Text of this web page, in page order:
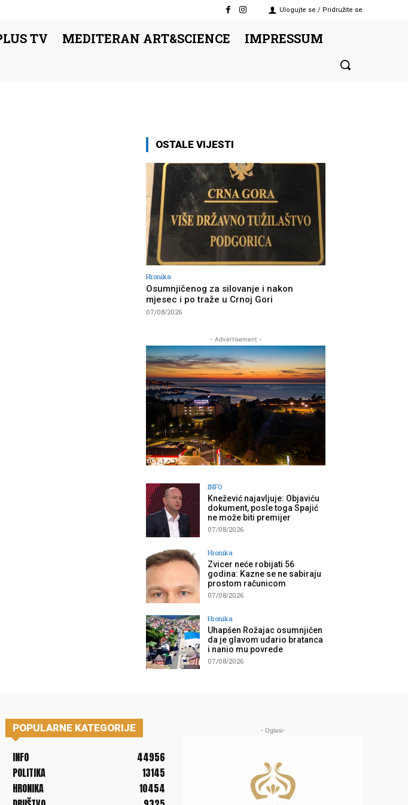
Ulogujte se / Pridružite se
TV MEDITERAN ART&SCIENCE IMPRESSUM
OSTALE VIJESTI
Hronika
Osumnjičenog za silovanje i nakon
mjesec i po traže u Crnoj Gori
07/08/2026
- Advertisement -
INFO
Knežević najavljuje: Objaviću
dokument, posle toga Spajić
ne može biti premijer
07/08/2026
Hronika
Zvicer neće robijati 56
godina: Kazne se ne sabiraju
prostom računicom
07/08/2026
Hronika
Uhapšen Rožajac osumnjičen
da je glavom udario bratanca
i nanio mu povrede
07/08/2026
POPULARNE KATEGORIJE
INFO
44956
POLITIKA
13145
HRONIKA
10454
- Oglasi-